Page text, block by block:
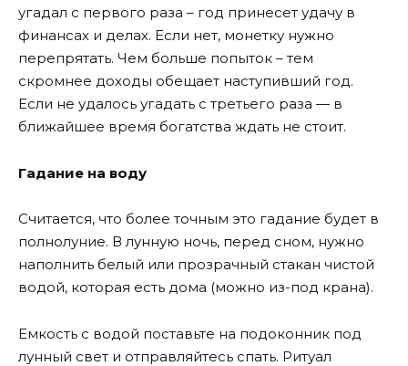
угадал с первого раза – год принесет удачу в
финансах и делах. Если нет, монетку нужно
перепрятать. Чем больше попыток – тем
скромнее доходы обещает наступивший год.
Если не удалось угадать с третьего раза — в
ближайшее время богатства ждать не стоит.
Гадание на воду
Считается, что более точным это гадание будет в
полнолуние. В лунную ночь, перед сном, нужно
наполнить белый или прозрачный стакан чистой
водой, которая есть дома (можно из-под крана).
Емкость с водой поставьте на подоконник под
лунный свет и отправляйтесь спать. Ритуал